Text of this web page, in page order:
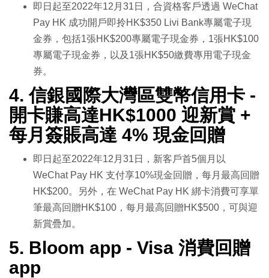
即日起至2022年12月31日，合資格客戶透過 WeChat
Pay HK 成功開戶即拎HK$350 Livi Bank專屬電子現
金券，包括1張HK$200專屬電子現金券，1張HK$100
專屬電子現金券，以及1張HK$50繳費專用電子現金
券。
4. 信銀國際大灣區雙幣信用卡 -
開卡賺高達HK$1000 迎新賞 +
每月簽賬高達 4% 現金回贈
即日起至2022年12月31日，新客戶首5個月以
WeChat Pay HK 支付享10%現金回贈，每月最高回贈
HK$200。另外，在 WeChat Pay HK 綁卡消費可享單
筆最高回贈HK$100，每月最高回贈HK$500，可與迎
新賞疊加。
5. Bloom app - Visa 消費回贈
app